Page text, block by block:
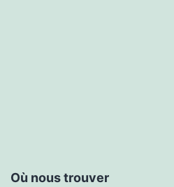
Où nous trouver